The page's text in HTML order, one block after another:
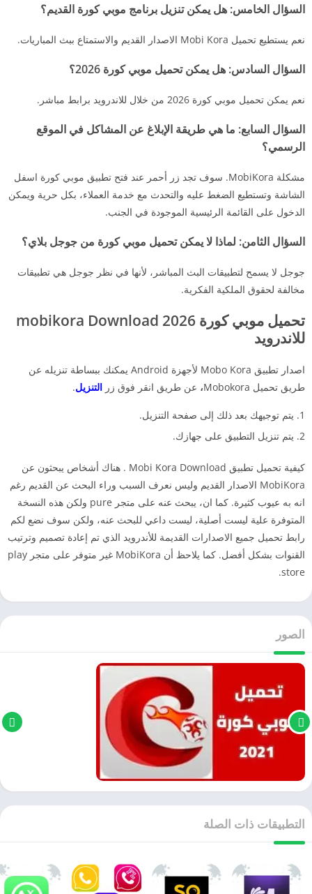
السؤال الخامس: هل يمكن تنزيل برنامج موبي كورة القديم؟
نعم يستطيع تحميل Mobi Kora الاصدار القديم والاستمتاع ببث المباريات.
السؤال السادس: هل يمكن تحميل موبي كورة 2026؟
نعم يمكن تحميل موبي كورة 2026 من خلال للاندرويد برابط مباشر.
السؤال السابع: ما هي طريقة الإبلاغ عن المشاكل في الموقع
الرسمي؟
مشكلة MobiKora. سوف تجد زر أحمر عند فتح تطبيق موبي كورة اسفل
الشاشة وتستطيع الضغط عليه والتحدث مع خدمة العملاء، بكل حرية ويمكن
الدخول على القائمة الرئيسية الموجودة في الجنب.
السؤال الثامن: لماذا لا يمكن تحميل موبي كورة من جوجل بلاي؟
جوجل لا يسمح لتطبيقات البث المباشر، لأنها في نظر جوجل هي تطبيقات
مخالفة لحقوق الملكية الفكرية.
تحميل موبي كورة mobikora Download 2026
للاندرويد
اصدار تطبيق Mobo Kora لأجهزة Android يمكنك ببساطة تنزيله عن
طريق تحميل Mobokora
، عن طريق انقر فوق زر التنزيل.
يتم توجيهك بعد ذلك إلى صفحة التنزيل.
يتم تنزيل التطبيق على جهازك.
كيفية تحميل تطبيق Mobi Kora Download . هناك أشخاص يبحثون عن
MobiKora الاصدار القديم وليس نعرف السبب وراء البحث عن القديم رغم
انه به عيوب كثيرة. كما ان، يبحث عنه على متجر pure ولكن هذه النسخة
المتوفرة علية ليست أصلية، ليست داعي للبحث عنه، ولكن سوف نضع لكم
رابط تحميل جميع الاصدارات القديمة للأندرويد الذي تم إعادة تصميم وترتيب
القنوات بشكل أفضل. كما يلاحظ أن MobiKora غير متوفر على متجر play
store.
الصور
التطبيقات ذات الصلة